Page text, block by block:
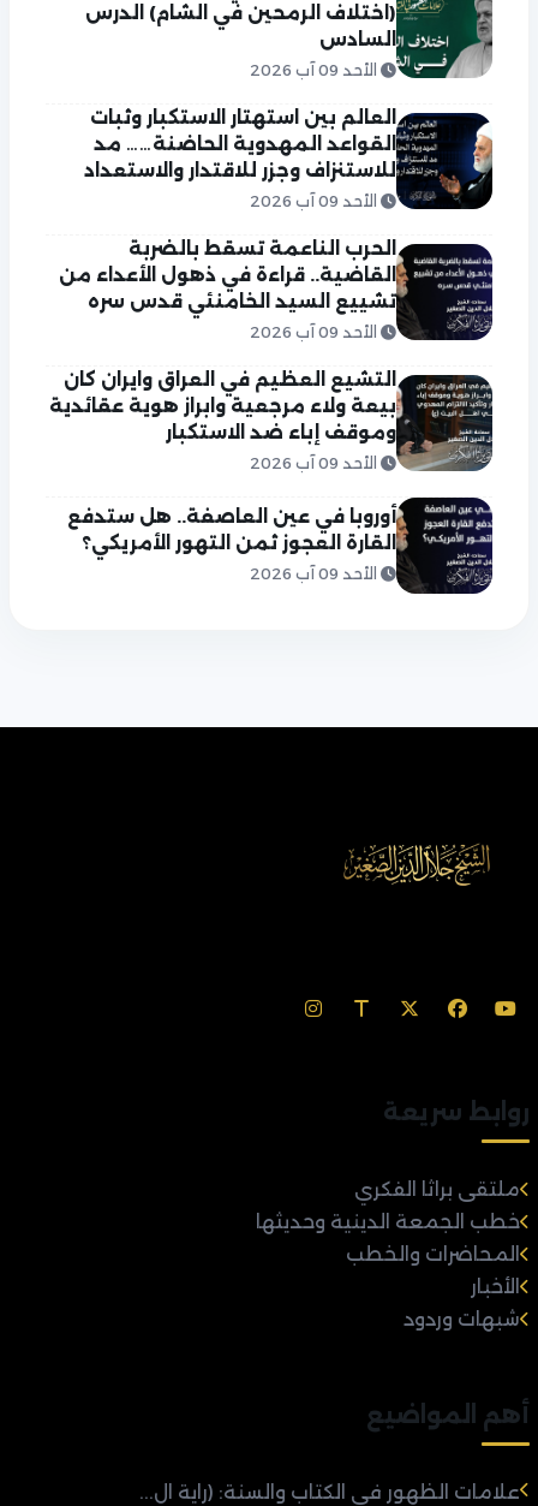
(اختلاف الرمحين في الشام) الدرس
السادس
الأحد 09 آب 2026
العالم بين استهتار الاستكبار وثبات
القواعد المهدوية الحاضنة…… مد
للاستنزاف وجزر للاقتدار والاستعداد
الأحد 09 آب 2026
الحرب الناعمة تسقط بالضربة
القاضية.. قراءة في ذهول الأعداء من
تشييع السيد الخامنئي قدس سره
الأحد 09 آب 2026
التشيع العظيم في العراق وايران كان
بيعة ولاء مرجعية وابراز هوية عقائدية
وموقف إباء ضد الاستكبار
الأحد 09 آب 2026
أوروبا في عين العاصفة.. هل ستدفع
القارة العجوز ثمن التهور الأمريكي؟
الأحد 09 آب 2026
روابط سريعة
ملتقى براثا الفكري
خطب الجمعة الدينية وحديثها
المحاضرات والخطب
الأخبار
شبهات وردود
أهم المواضيع
علامات الظهور في الكتاب والسنة: (راية ال...